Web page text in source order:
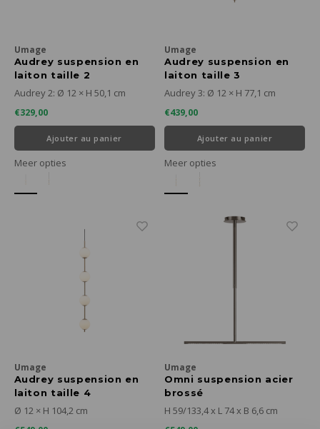
Umage
Audrey suspension en
laiton taille 2
Audrey 2: Ø 12 × H 50,1 cm
€329,00
Ajouter au panier
Meer opties
Umage
Audrey suspension en
laiton taille 3
Audrey 3: Ø 12 × H 77,1 cm
€439,00
Ajouter au panier
Meer opties
Umage
Audrey suspension en
laiton taille 4
Ø 12 × H 104,2 cm
Umage
Omni suspension acier
brossé
H 59/133,4 x L 74 x B 6,6 cm